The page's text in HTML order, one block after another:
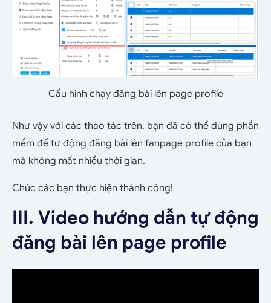
Cấu hình chạy đăng bài lên page profile
Như vậy với các thao tác trên, bạn đã có thể dùng phần
mềm để tự động đăng bài lên fanpage profile của bạn
mà không mất nhiều thời gian.
Chúc các bạn thực hiện thành công!
III. Video hướng dẫn tự động
đăng bài lên page profile